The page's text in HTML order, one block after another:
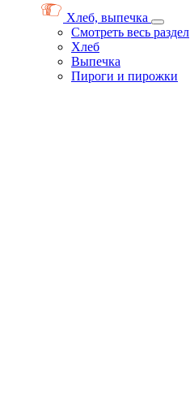
Хлеб, выпечка
Смотреть весь раздел
Хлеб
Выпечка
Пироги и пирожки